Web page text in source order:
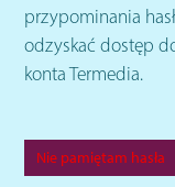
przypominania
odzyskać dostęp
konta Termedia.
Nie pamiętam hasła